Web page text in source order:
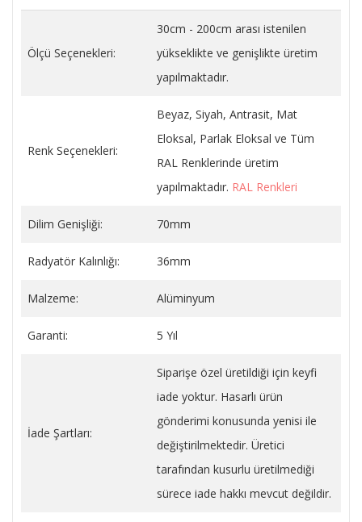
Ölçü Seçenekleri:
30cm - 200cm arası istenilen
yükseklikte ve genişlikte üretim
yapılmaktadır.
Renk Seçenekleri:
Beyaz, Siyah, Antrasit, Mat
Eloksal, Parlak Eloksal ve Tüm
RAL Renklerinde üretim
yapılmaktadır. RAL Renkleri
Dilim Genişliği: 70mm
Radyatör Kalınlığı: 36mm
Malzeme: Alüminyum
Garanti: 5 Yıl
İade Şartları:
Siparişe özel üretildiği için keyfi
iade yoktur. Hasarlı ürün
gönderimi konusunda yenisi ile
değiştirilmektedir. Üretici
tarafından kusurlu üretilmediği
sürece iade hakkı mevcut değildir.